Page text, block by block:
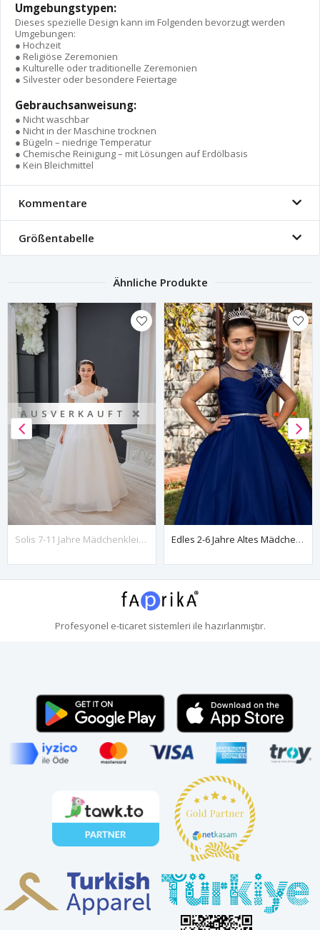
Umgebungstypen:
Dieses spezielle Design kann im Folgenden bevorzugt werden
Umgebungen:
● Hochzeit
● Religiöse Zeremonien
● Kulturelle oder traditionelle Zeremonien
● Silvester oder besondere Feiertage
Gebrauchsanweisung:
● Nicht waschbar
● Nicht in der Maschine trocknen
● Bügeln – niedrige Temperatur
● Chemische Reinigung – mit Lösungen auf Erdölbasis
● Kein Bleichmittel
Kommentare
Größentabelle
Ähnliche Produkte
AUSVERKAUFT ❌
Solis 7-11 Jahre Mädchenkleid 30133 Cremeweiß Edles 2-6 Jahre Altes Mädchenkleid 20091 Marineblau
Profesyonel e-ticaretsistemleri ile hazırlanmıştır.